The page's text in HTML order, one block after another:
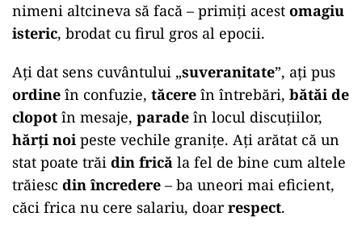
nimeni altcineva să facă – primiți acest omagiu
isteric, brodat cu firul gros al epocii.
Ați dat sens cuvântului „suveranitate”, ați pus
ordine în confuzie, tăcere în întrebări, bătăi de
clopot în mesaje, parade în locul discuțiilor,
hărți noi peste vechile granițe. Ați arătat că un
stat poate trăi din frică la fel de bine cum altele
trăiesc din încredere – ba uneori mai eficient,
căci frica nu cere salariu, doarrespect.